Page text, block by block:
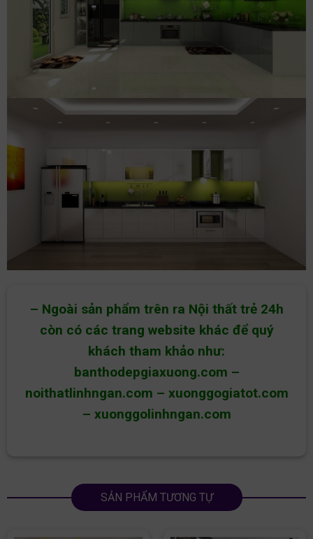
– Ngoài sản phẩm trên ra Nội thất trẻ 24h
còn có các trang website khác để quý
khách tham khảo như:
banthodepgiaxuong.com –
noithatlinhngan.com – xuonggogiatot.com
– xuonggolinhngan.com
SẢN PHẨM TƯƠNG TỰ